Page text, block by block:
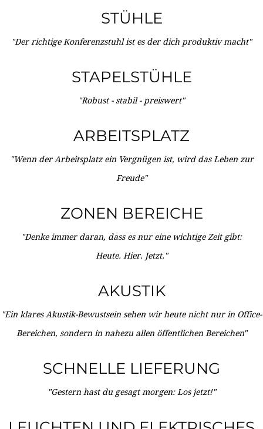
STÜHLE
"Der richtige Konferenzstuhl ist es der dich produktiv macht"
STAPELSTÜHLE
"Robust - stabil - preiswert"
ARBEITSPLATZ
"Wenn der Arbeitsplatz ein Vergnügen ist, wird das Leben zur
Freude"
ZONEN BEREICHE
"Denke immer daran, dass es nur eine wichtige Zeit gibt:
Heute. Hier. Jetzt."
AKUSTIK
"Ein klares Akustik-Bewustsein sehen wir heute nicht nur in Office-
Bereichen, sondern in nahezu allen öffentlichen Bereichen"
SCHNELLE LIEFERUNG
"Gestern hast du gesagt morgen: Los jetzt!"